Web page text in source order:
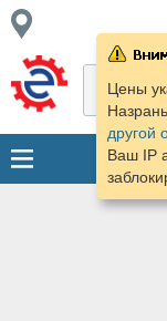
Цены
другой
Ваш IP